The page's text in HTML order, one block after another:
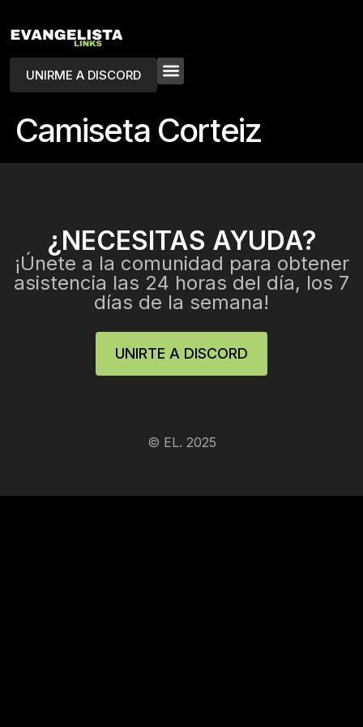
UNIRME A DISCORD
Camiseta Corteiz
¿NECESITAS AYUDA?
¡Únete a la comunidad para obtener
asistencia las 24 horas del día, los 7
días de la semana!
UNIRTE A DISCORD
© EL. 2025